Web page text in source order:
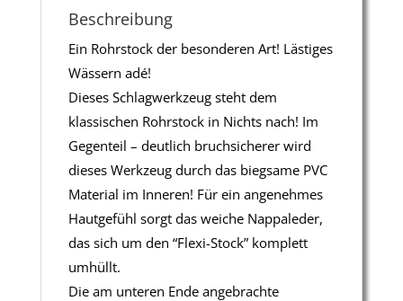
Beschreibung
Ein Rohrstock der besonderen Art! Lästiges
Wässern adé!
Dieses Schlagwerkzeug steht dem
klassischen Rohrstock in Nichts nach! Im
Gegenteil – deutlich bruchsicherer wird
dieses Werkzeug durch das biegsame PVC
Material im Inneren! Für ein angenehmes
Hautgefühl sorgt das weiche Nappaleder,
das sich um den “Flexi-Stock” komplett
umhüllt.
Die am unteren Ende angebrachte